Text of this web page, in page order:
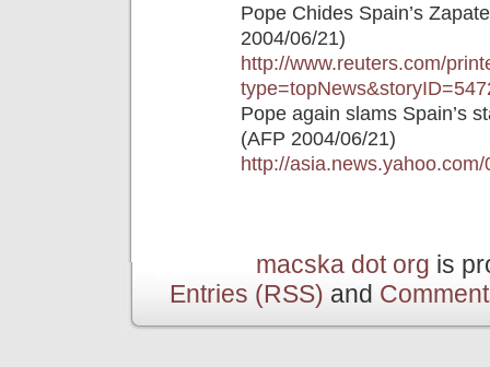
Pope Chides Spain’s
2004/06/21)
http://www.reuters.com/
Pope again slams Spain’s
(AFP 2004/06/21)
http://
macska dot org is
Entries (RSS) and